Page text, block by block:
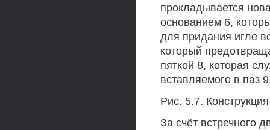
прокладывается
основанием 6,
для придания игле
который
пяткой 8, которая
вставляемого в паз
Рис. 5.7.
За счёт встречного